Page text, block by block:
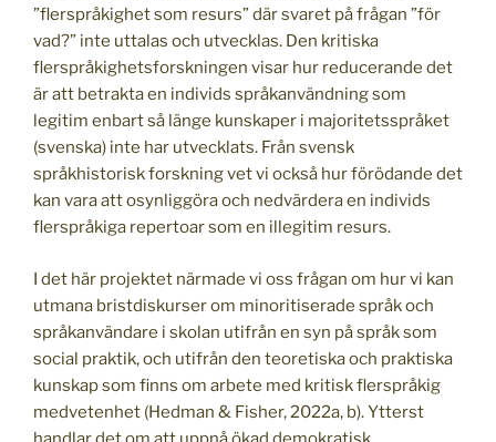
”flerspråkighet som resurs” där svaret på frågan ”för
vad?” inte uttalas och utvecklas. Den kritiska
flerspråkighetsforskningen visar hur reducerande det
är att betrakta en individs språkanvändning som
legitim enbart så länge kunskaper i majoritetsspråket
(svenska) inte har utvecklats. Från svensk
språkhistorisk forskning vet vi också hur förödande det
kan vara att osynliggöra och nedvärdera en individs
flerspråkiga repertoar som en illegitim resurs.
I det här projektet närmade vi oss frågan om hur vi kan
utmana bristdiskurser om minoritiserade språk och
språkanvändare i skolan utifrån en syn på språk som
social praktik, och utifrån den teoretiska och praktiska
kunskap som finns om arbete med kritisk flerspråkig
medvetenhet (Hedman & Fisher, 2022a, b). Ytterst